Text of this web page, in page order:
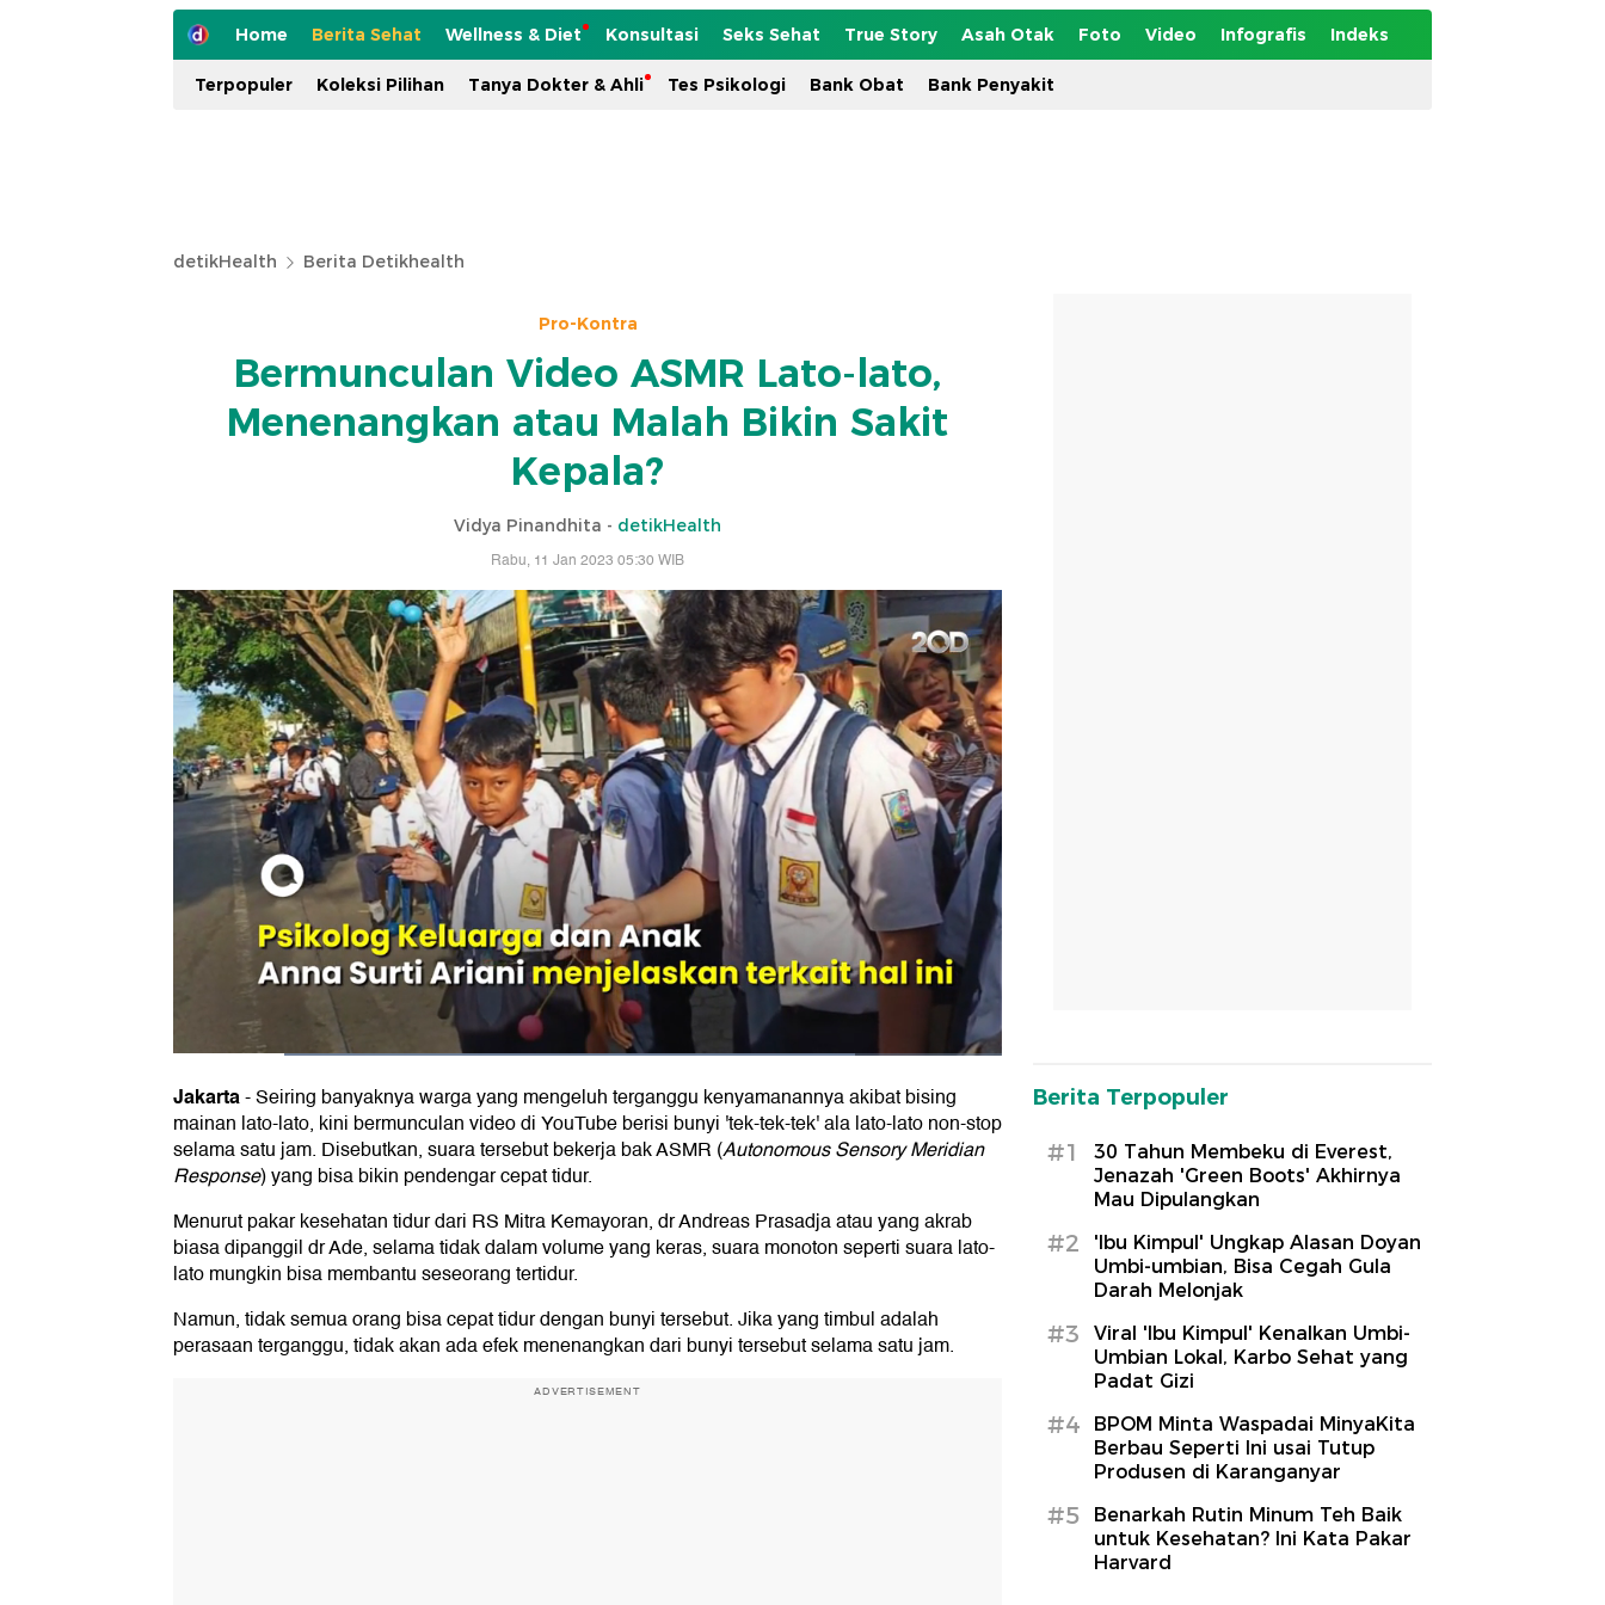
Home Berita Sehat Wellness & Diet Konsultasi Seks Sehat True Story Asah Otak Foto Video Infografis Indeks
Terpopuler Koleksi Pilihan Tanya Dokter & Ahli Tes Psikologi Bank Obat Bank Penyakit
detikHealth Berita Detikhealth
Pro-Kontra
Bermunculan Video ASMR Lato-lato,
Menenangkan atau Malah Bikin Sakit
Kepala?
Vidya Pinandhita - detikHealth
Rabu, 11 Jan 2023 05:30 WIB
Jakarta-Seiring banyaknya warga yang mengeluh terganggu kenyamanannya akibat bising
mainan lato-lato, kini bermunculan video di YouTube berisi bunyi 'tek-tek-tek' ala lato-lato non-stop
selama satu jam. Disebutkan, suara tersebut bekerja bak ASMR (Autonomous Sensory Meridian
Response) yang bisa bikin pendengar cepat tidur.
Menurut pakar kesehatan tidur dari RS Mitra Kemayoran, dr Andreas Prasadja atau yang akrab
biasa dipanggil dr Ade, selama tidak dalam volume yang keras, suara monoton seperti suara lato-
lato mungkin bisa membantu seseorang tertidur.
Namun, tidak semua orang bisa cepat tidur dengan bunyi tersebut. Jika yang timbul adalah
perasaan terganggu, tidak akan ada efek menenangkan dari bunyi tersebut selama satu jam.
ADVERTISEMENT
Berita Terpopuler
#1
30 Tahun Membeku di Everest,
Jenazah 'Green Boots' Akhirnya
Mau Dipulangkan
#2
'Ibu Kimpul' Ungkap Alasan Doyan
Umbi-umbian, Bisa Cegah Gula
Darah Melonjak
#3
Viral 'Ibu Kimpul' Kenalkan Umbi-
Umbian Lokal, Karbo Sehat yang
Padat Gizi
#4
BPOM Minta Waspadai MinyaKita
Berbau Seperti Ini usai Tutup
Produsen di Karanganyar
#5
Benarkah Rutin Minum Teh Baik
untuk Kesehatan? Ini Kata Pakar
Harvard